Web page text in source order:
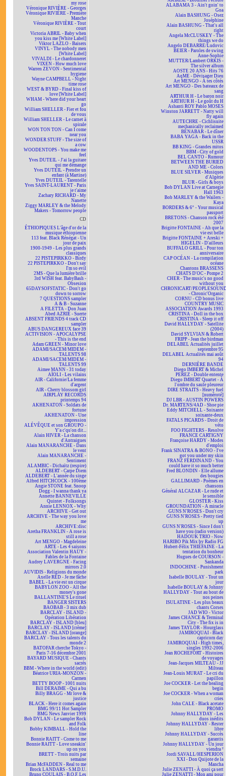
my rose
Véronique RIVIÈRE - Georges
Véronique RIVIÈRE - Première
Manche
Véronique RIVIÈRE - Tout
court
Victoria ABRIL - Baby when
you kiss me [White Label]
Viktor LAZLO - Baisers
VINYL - The nobody men
[White Label]
VIVALDI - Le chardonneret
VIXEN - How much love
Warren ZEVON - Sentimental
hygiene
Wayne CAMPBELL - Night
time rose
WEST & BYRD - Final kiss of
love [White Label]
WHAM - Where did your heart
go
William SHELLER - Fier et fou
de vous
William SHELLER - Le carnet à
spirale
WON TON TON - Can I come
near you
WONDER STUFF - The size of
a cow
WOODENTOPS - You make me
feel
Yves DUTEIL - J'ai la guitare
qui me démange
Yves DUTEIL - Prendre un
enfant (à Martine)
Yves DUTEIL - Tarentelle
Yves SAINT-LAURENT - Paris
je t'aime
Zachary RICHARD - My
Nanette
Ziggy MARLEY & the Melody
Makers - Tomorrow people
CD
ÉTHIOPIQUES L'âge d'or de la
musique éthiopienne
113 feat. Black Rénégat - Un
jour de paix
1900-1949 - Les plus grands
classiques
22 PISTEPIRKKO - Birdy
22 PISTEPIRKKO - Don't say
I'm so evil
2MS - Que la lumière brille
3rd WISH feat. BabyBash -
Obsesion
65DAYSOFSTATIC - Don't go
down to sorrow
7 QUESTIONS sampler
A & B - Suzanne
A FILETTA - Don Juan
Abed AZRIÉ - Suerte
ABSENT FRIENDS 4 track CD
sampler
ABUS DANGEREUX face 39
ACTIVISION - APOCALYPSE
- This is the end
Adam GREEN - Minor love
ADAMI/SACEM/MIDEM -
TALENTS 98
ADAMI/SACEM/MIDEM -
TALENTS 99
Aimee MANN - 31 today
AÏOLI - Les vilains
AIR - Californie/La femme
d'argent
AIR - Cherry blossom girl
AIRPLAY RECORDS
printemps 94
AKHENATON - Soldats de
fortune
AKHENATON - Une
impression
ALÉVÊQUE et son GROUPO -
Y'a c'qu'on dit...
Alain HIVER - La chanson
d'Antraigues
Alain MANARANCHE - Dans
le vent
Alain MANARANCHE -
Sentiment
ALAMBIC - Dichaïtz (respire)
ALDEBERT - Carpe Diem
ALDEBERT - L'année du singe
Alfred HITCHCOCK - 100ème
Angie STONE feat. Snoop
Dogg - I wanna thank ya
Annette BANNEVILLE
Quintet - Folksongs
Annie LENNOX - Why
ARCHIVE - Get out
ARCHIVE - The way you love
me
ARCHIVE:disc
Aretha FRANKLIN - A rose is
still a rose
Art MENGO - Magdeleine
ARTE - Les 4 saisons
Association Valentin HAÜY -
Fables de la Fontaine
Audrey LAVERGNE - Facing
mirrors 2.0
AUVIDIS - Religions du monde
Axelle RED - Je me fâche
BABEL - La vie est un cirque
BABYLON ZOO - All the
money's gone
BALLANTINE'S Le rituel
BANGER SISTERS
BAOBAB - 3 mix dub
BARCLAY - ISLAND -
Opération Libération
BARCLAY - ISLAND [bleu]
BARCLAY - ISLAND [crème]
BARCLAY - ISLAND [orange]
BARCLAY - Tous les talents du
monde 2
BATOFAR cherche Tokyo -
Paris 7-16 décembre 2001
BAYARD MUSIQUE - Chants
sacrés
BBM - Where in the world (edit)
Béatrice URIA-MONZON -
Carmen
BETTY BOOP - 1001 nuits
Bill DERAIME - Qui a bu
Billy BRAGG - Mr love &
justice
BLACK - Here it comes again
BMG 99/11 Hot Sampler
BMG News Janvier 1999
Bob DYLAN - Le sampler Rock
and Folk
Bobby KIMBALL - Hold the
line
Bonnie RAITT - Come to me
Bonnie RAITT - Love sneakin'
up on you
BRETT - Trois nuits par
semaine
Brian McFADDEN - Real to me
Brock LANDARS - S.M.D.U.
Bruno COULAIS - B.O.F. Les
ALABAMA 3 - Ain't goin' to
Goa
Alain BASHUNG - Osez
Joséphine
Alain BASHUNG - That's all
right
Angela McCLUSKEY - The
things we do
Angelo DEBARRE/Ludovic
BEIER - Paroles de swing
Anne-Sophie
MUTTER/Lambert ORKIS -
The silver album
AOSTE 20 ANS - Hits 76
AqME - Dévisager Dieu
Art MENGO - À tes côtés
Art MENGO - Des bateaux de
sang
ARTHUR H - Le baron noir
ARTHUR H - Le goût du H
Ashanti ROY Pablo MOSES
Winston JARRETT - Natty will
fly again
AUTECHRE - Cichlisuite
mechanically reclaimed
BÉNABAR - Le dîner
BABA YAGA - Back in the
USSR
BB KING - Grandes mitos
BBM - City of gold
BEL CANTO - Rumour
BETWEEN THE BURIED
AND ME - Colors
BLUE SILVER - Musiques
d'Algérie
BLUR - Girls & boys
Bob DYLAN Live at Carnegie
Hall 1963
Bob MARLEY & the Wailers -
Kaya
BORDERS & 6° - Your musical
passport
BRETONS - Chanson rock été
2007
Brigitte FONTAINE - Ah que la
vie est belle
Brigitte FONTAINE + Areski +
HIGELIN - D'ailleurs
BUFFALO GRILL - Pour ton
anniversaire
CAP OCÉAN - La compilation
océane
Chantons BRASSENS
CHATS D'OC - Pompe 2
CHER - The music's no good
without you
CHRONICART/
- Chronic'Organic
CORNU - CD bonus live
COUNTRY MUSIC
ASSOCIATION Awards 1993
CRISTINA - Doll in the box
CRISTINA - Sleep it off
David HALLYDAY - Satellite
(2004)
David SYLVIAN & Robert
FRIPP - Jean the birdman
DELABEL Actualités juillet
septembre 95
DELABEL Actualités mai août
94
DERNIÈRE BANDE
Diego IMBERT & Michel
PEREZ - Double entente
Diego IMBERT Quartet - À
l'ombre du saule pleureur
DIRE STRAITS - Heavy fuel
[numéroté]
DJ LBR - AUSTIN POWERS
Dr. MARTENS/4AD - Shoe pie
Eddy MITCHELL - Soixante
soixante-deux
FATALS PICARDS - Droit de
véto
FOO FIGHTERS - Resolve
FRANCE CARTIGNY
Françoise HARDY - Modes
d'emploi
Frank SINATRA & BONO - I've
got you under my skin
FRANZ FERDINAND - You
could have it so much better
Fred BLONDIN - Elle allume
des bougies
GALLIMARD - Poèmes en
chansons
Général ALCAZAR - Le rude et
le sensible
GLOSTER - Kiss
GROUNDATION - A miracle
GUNS N'ROSES - Don't cry
GUNS N'ROSES - Pretty tied
up
GUNS N'ROSES - Since I don't
have you (radio version)
HADOUK TRIO - Now
HARIBO Pik Mix by Radio FG
Hubert-Félix THIÉFAINE - La
tentation du bonheur
Hugues de COURSON -
Sankanda
INDOCHINE - Punishment
park
Isabelle BOULAY - Tout un
jour
Isabelle BOULAY & Johnny
HALLYDAY - Tout au bout de
nos peines
ISULATINE - Les plus beaux
chants Corses
JAD WIO - Victor
James CHANCE & Terminal
City - The fix is in
James TAYLOR - Hourglass
JAMIROQUAI - Black
capricorn day
JAMIROQUAI - High times,
singles 1992-2006
Jean ROCHEFORT - Histoires
de voyages
Jean-Jacques MILTEAU - JJ
Milteau
Jean-Louis MURAT - Le cri du
papillon
Joe COCKER - Let the healing
begin
Joe COCKER - When a woman
cries
John CALE - Black acetate
PROMO
Johnny HALLYDAY - Les
duos inédits
Johnny HALLYDAY - Rester
libre
Johnny HALLYDAY - Succès
garantis
Johnny HALLYDAY - Un jour
viendra ²
Jordi SAVALL/HESPERION
XXI - Don Quijote de la
Mancha
Julie ZENATTI - À quoi ça sert
Julie ZENATTI - Mon ami pour